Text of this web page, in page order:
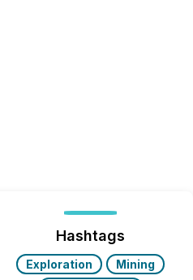
Hashtags
Exploration
Mining